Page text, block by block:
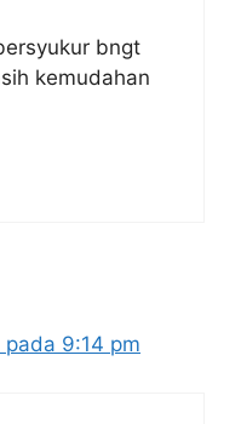
bngt
kemudahan
9:14 pm